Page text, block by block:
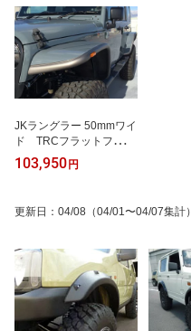
JKラングラー 50mmワイ
ド TRCフラットフェン
ダー
103,950 円
更新日 ： 04/08 （04/01〜04/07集計）